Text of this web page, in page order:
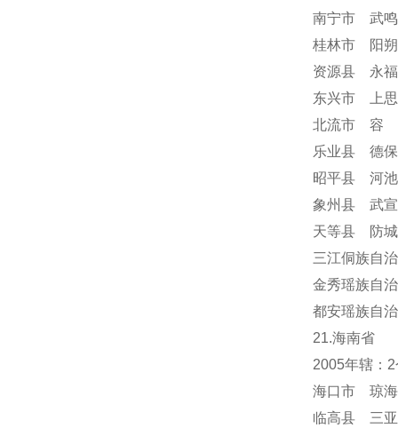
南宁市 武
桂林市 阳
资源县 永
东兴市 上
北流市 容
乐业县 德
昭平县 河
象州县 武
天等县 防
三江侗族自
金秀瑶族自
都安瑶族自
21.海南省
2005年辖：
海口市 琼
临高县 三